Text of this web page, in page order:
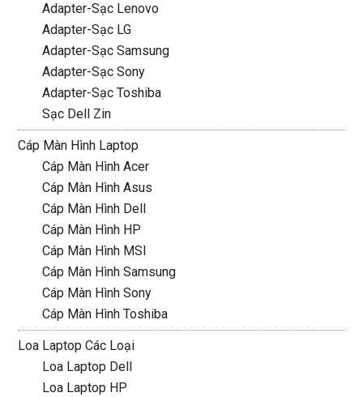
Adapter-Sạc Lenovo
Adapter-Sạc LG
Adapter-Sạc Samsung
Adapter-Sạc Sony
Adapter-Sạc Toshiba
Sạc Dell Zin
Cáp Màn Hình Laptop
Cáp Màn Hình Acer
Cáp Màn Hình Asus
Cáp Màn Hình Dell
Cáp Màn Hình HP
Cáp Màn Hình MSI
Cáp Màn Hình Samsung
Cáp Màn Hình Sony
Cáp Màn Hình Toshiba
Loa Laptop Các Loại
Loa Laptop Dell
Loa Laptop HP